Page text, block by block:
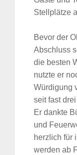
Stellplätze
Bevor der
Abschluss
die besten
nutzte er
Würdigung
seit fast
Er dankte
und
herzlich für
werden ab